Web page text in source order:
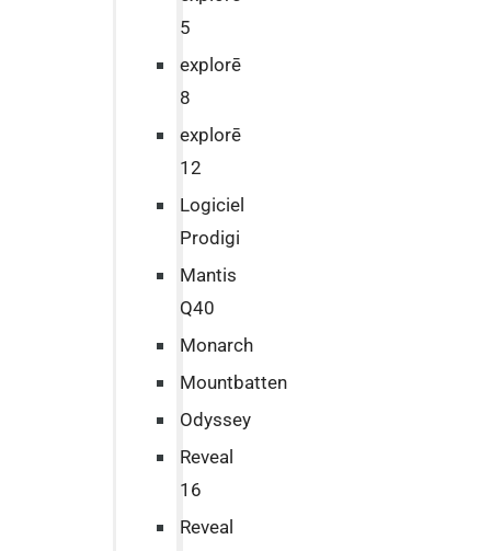
5
explorē
8
explorē
12
Logiciel
Prodigi
Mantis
Q40
Monarch
Mountbatten
Odyssey
Reveal
16
Reveal